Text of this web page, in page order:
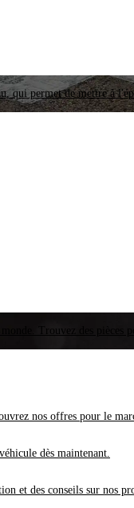
qui permet de mettre à
Trouvez des pièces
nos offres pour le
dès maintenant.
et des conseils sur nos